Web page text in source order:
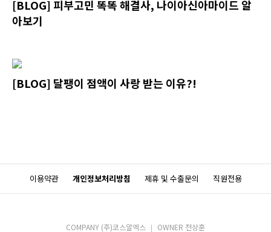
[BLOG] 피부고민 똑똑 해결사, 나이아신아마이드 알
아보기
[BLOG] 달팽이 점액이 사랑 받는 이유?!
이용약관 개인정보처리방침 제휴 및 수출문의 직원전용
COMPANY (주)코스알엑스 OWNER 전상훈